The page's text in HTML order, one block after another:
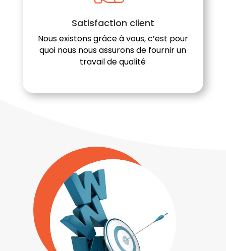
Satisfaction client
Nous existons grâce à vous, c’est pour
quoi nous nous assurons de fournir un
travail de qualité